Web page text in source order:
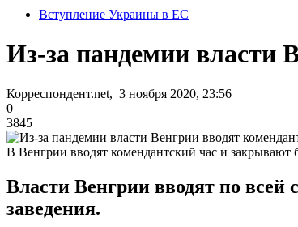
Вступление Украины в ЕС
Из-за пандемии власти
Корреспондент.net, 3 ноября 2020, 23:56
0
3845
В Венгрии вводят комендантский час и закрывают
Власти Венгрии вводят по всей
заведения.